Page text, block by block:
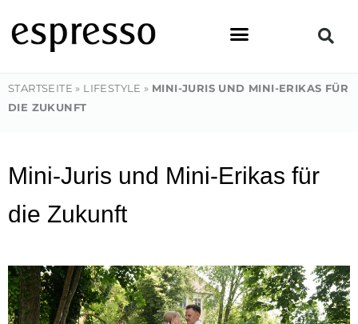
Inhalt
springen
STARTSEITE » LIFESTYLE » MINI-JURIS UND MINI-ERIKAS FÜR
DIE ZUKUNFT
Mini-Juris und Mini-Erikas für
die Zukunft